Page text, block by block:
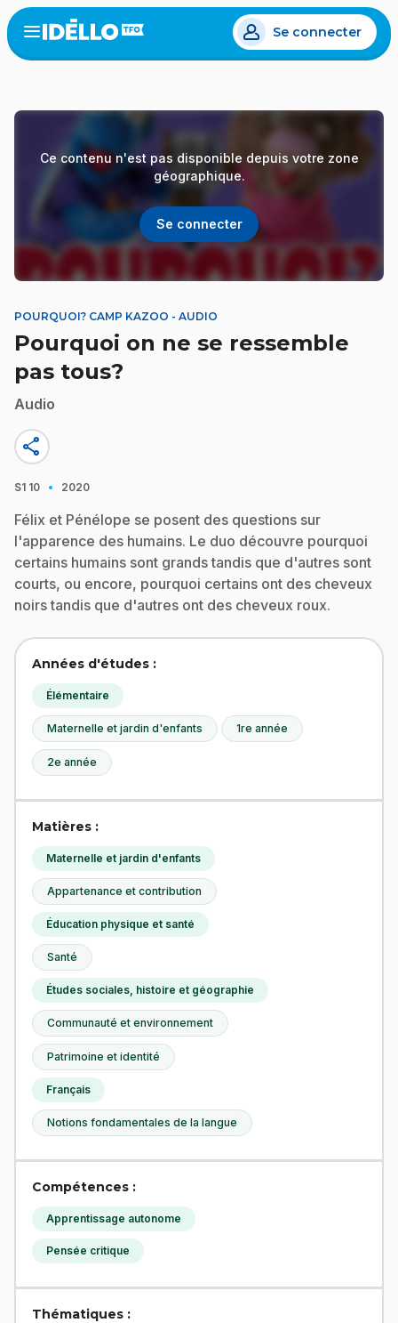
Aller
au
contenu
Open
menu
Se connecter
Ce contenu n'est pas disponible depuis votre zone
géographique.
Se connecter
POURQUOI? CAMP KAZOO - AUDIO
Pourquoi on ne se ressemble
pas tous?
Audio
share
S1 10 · 2020
Félix et Pénélope se posent des questions sur
l'apparence des humains. Le duo découvre pourquoi
certains humains sont grands tandis que d'autres sont
courts, ou encore, pourquoi certains ont des cheveux
noirs tandis que d'autres ont des cheveux roux.
Années d'études :
Élémentaire
Maternelle et jardin d'enfants 1re année
2e année
Matières :
Maternelle et jardin d'enfants
Appartenance et contribution
Éducation physique et santé
Santé
Études sociales, histoire et géographie
Communauté et environnement
Patrimoine et identité
Français
Notions fondamentales de la langue
Compétences :
Apprentissage autonome
Pensée critique
Thématiques :